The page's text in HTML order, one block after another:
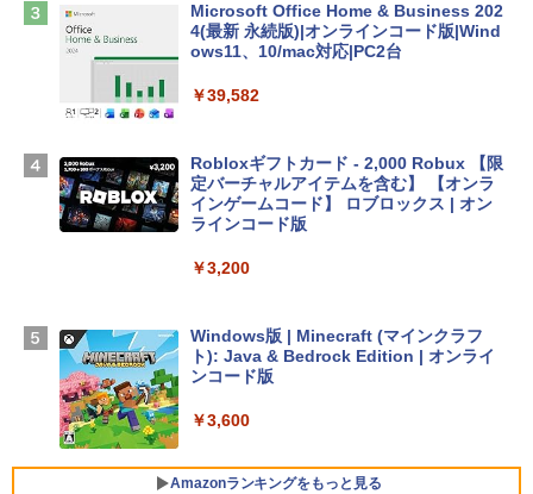
Apple 2026 MacBook Air M5チップ搭載
13インチノートブック：AIとApple Intell
スプレイ、16GBユニファイドメモリ、1
D - ミッドナイト
￥278,800
【Amazon.co.jp限定】 HP ノートパソコ
￥129,800
FMV ノートパソコン WE1-K3 (MS 365 P
VWK3E15W_AZ
Microsoft Office Home & Business 202
4(最新 永続版)|オンラインコード版|Wind
ows11、10/mac対応|PC2台
￥39,582
Robloxギフトカード - 2,000 Robux 【限
定バーチャルアイテムを含む】 【オンラ
インゲームコード】 ロブロックス | オン
ラインコード版
￥3,200
Windows版 | Minecraft (マインクラフ
ト): Java & Bedrock Edition | オンライ
ンコード版
￥3,600
Amazonランキングをもっと見る